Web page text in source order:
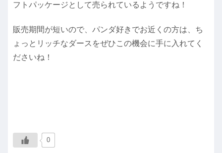
フトパッケージとして売られているようですね！
販売期間が短いので、パンダ好きでお近くの方は、ち
ょっとリッチなダースをぜひこの機会に手に入れてく
ださいね！
0